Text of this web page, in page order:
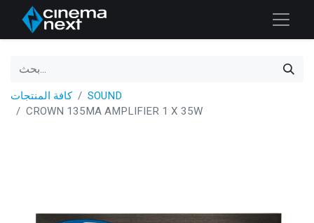
كافة المنتجات
SOUND
CROWN 135MA AMPLIFIER 1 X 35W